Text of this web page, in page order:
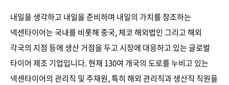
내일을 생각하고 내일을 준비하며 내일의 가치를 창조하는
넥센타이어는 국내를 비롯해 중국, 체코 해외법인 그리고 해외
각국의 지점 등에 생산 거점을 두고 시장에 대응하고 있는 글로벌
타이어 제조 기업입니다. 현재 130여 개국의 도로를 누비고 있는
넥센타이어의 관리직 및 주재원, 특히 해외 관리직과 생산직 직원을